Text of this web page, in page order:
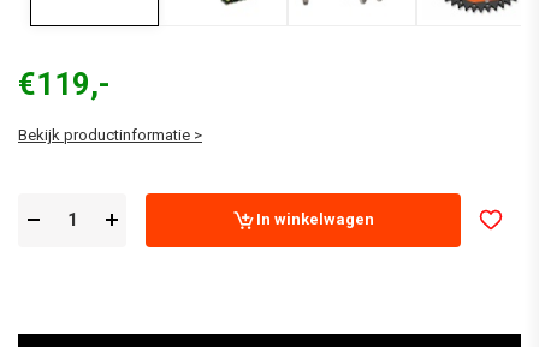
€119,-
Bekijk productinformatie >
In winkelwagen